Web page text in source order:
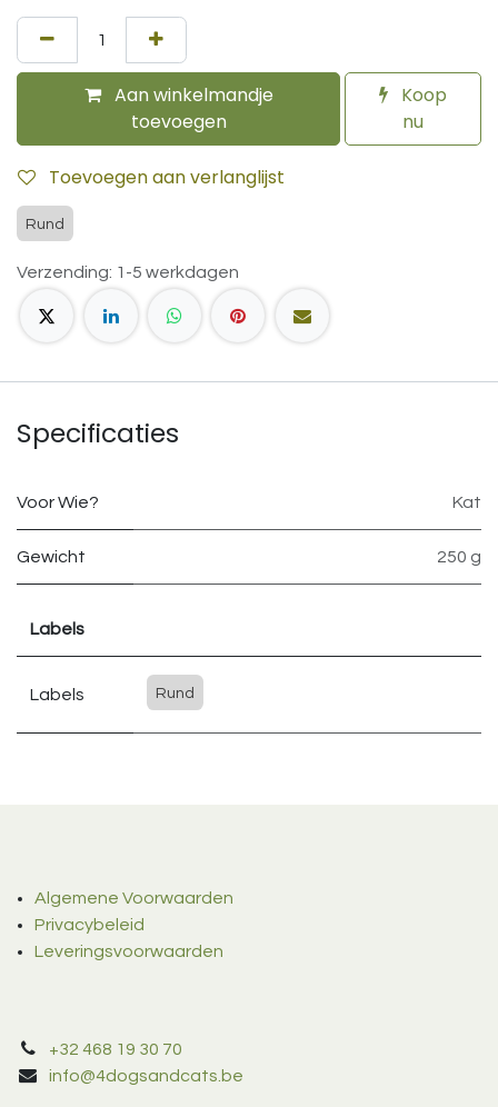
Aan winkelmandje
toevoegen
Koop
nu
Toevoegen aan verlanglijst
Rund
Verzending: 1-5 werkdagen
Specificaties
Voor Wie? Kat
Gewicht 250 g
Labels
Labels Rund
Algemene Voorwaarden
Privacybeleid
Leveringsvoorwaarden
+32 468 19 30 70
info@4dogsandcats.be